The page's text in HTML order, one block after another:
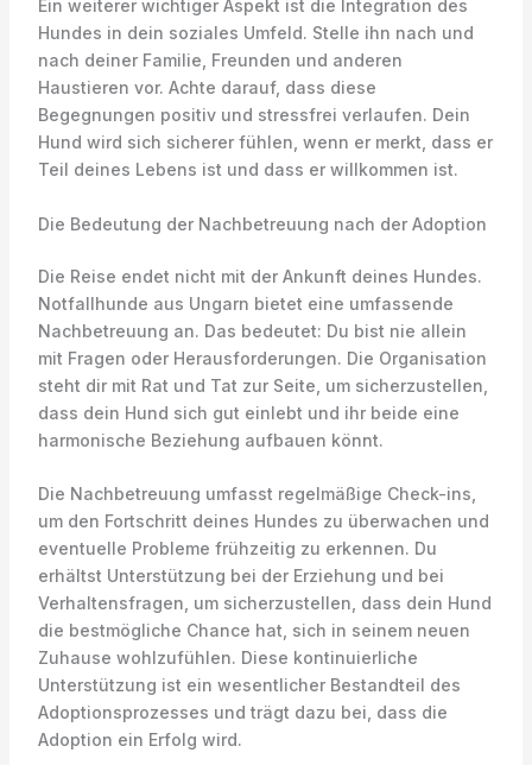
Ein weiterer wichtiger Aspekt ist die Integration des
Hundes in dein soziales Umfeld. Stelle ihn nach und
nach deiner Familie, Freunden und anderen
Haustieren vor. Achte darauf, dass diese
Begegnungen positiv und stressfrei verlaufen. Dein
Hund wird sich sicherer fühlen, wenn er merkt, dass er
Teil deines Lebens ist und dass er willkommen ist.
Die Bedeutung der Nachbetreuung nach der Adoption
Die Reise endet nicht mit der Ankunft deines Hundes.
Notfallhunde aus Ungarn bietet eine umfassende
Nachbetreuung an. Das bedeutet: Du bist nie allein
mit Fragen oder Herausforderungen. Die Organisation
steht dir mit Rat und Tat zur Seite, um sicherzustellen,
dass dein Hund sich gut einlebt und ihr beide eine
harmonische Beziehung aufbauen könnt.
Die Nachbetreuung umfasst regelmäßige Check-ins,
um den Fortschritt deines Hundes zu überwachen und
eventuelle Probleme frühzeitig zu erkennen. Du
erhältst Unterstützung bei der Erziehung und bei
Verhaltensfragen, um sicherzustellen, dass dein Hund
die bestmögliche Chance hat, sich in seinem neuen
Zuhause wohlzufühlen. Diese kontinuierliche
Unterstützung ist ein wesentlicher Bestandteil des
Adoptionsprozesses und trägt dazu bei, dass die
Adoption ein Erfolg wird.